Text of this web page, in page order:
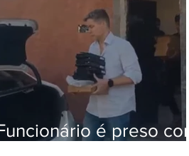
é preso com